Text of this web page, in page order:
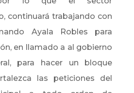
continuará trabajando con
Ayala Robles para
en llamado a al gobierno
para hacer un bloque
las peticiones del